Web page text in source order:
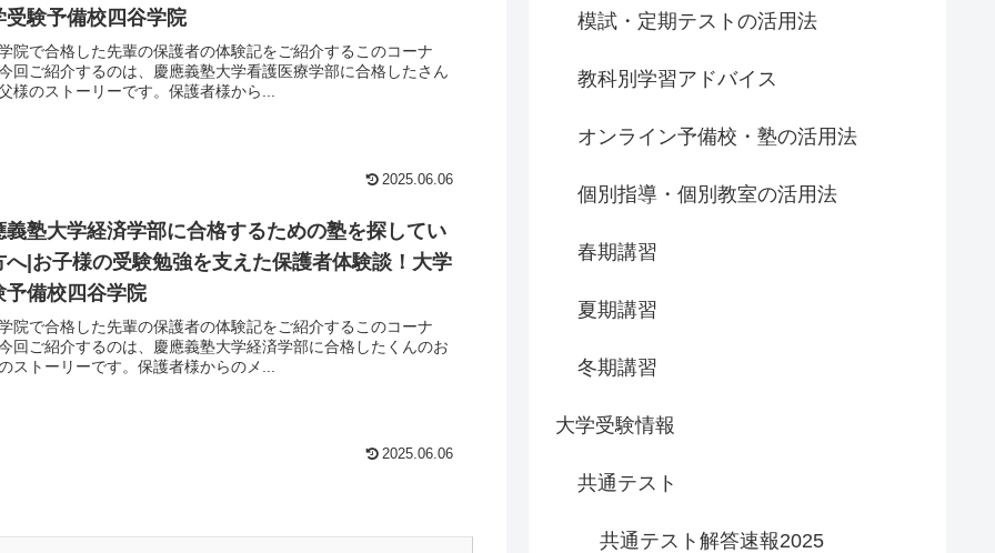
受験予備校四谷学院
院で合格した先輩の保護者の体験記をご紹介するこのコーナ
回ご紹介するのは、慶應義塾大学看護医療学部に合格したさん
様のストーリーです。保護者様から...
2025.06.06
義塾大学経済学部に合格するための塾を探してい
へ|お子様の受験勉強を支えた保護者体験談！大学
予備校四谷学院
院で合格した先輩の保護者の体験記をご紹介するこのコーナ
回ご紹介するのは、慶應義塾大学経済学部に合格したくんのお
ストーリーです。保護者様からのメ...
2025.06.06
模試・定期テストの活用法
教科別学習アドバイス
オンライン予備校・塾の活用法
個別指導・個別教室の活用法
春期講習
夏期講習
冬期講習
大学受験情報
共通テスト
共通テスト解答速報2025